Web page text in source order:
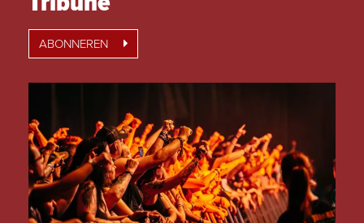
ABONNEREN